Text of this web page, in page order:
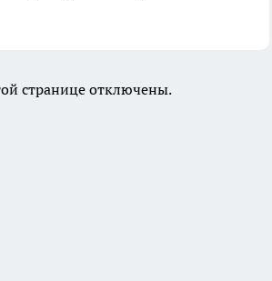
странице отключены.